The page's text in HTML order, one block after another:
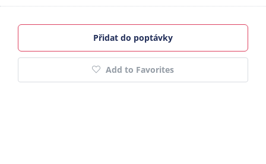
Přidat do poptávky
Add to Favorites